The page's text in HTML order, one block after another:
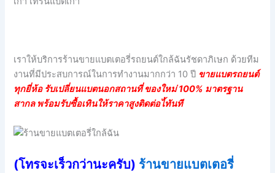
เราให้บริการร้านขายแบตเตอรี่รถยนต์ใกล้ฉันรัชดาภิเษก ด้วยทีม
งานที่มีประสบการณ์ในการทำงานมากกว่า 10 ปี ขายแบตรถยนต์
ทุกยี่ห้อ รับเปลี่ยนแบตนอกสถานที่ ของใหม่ 100% มาตรฐาน
สากล พร้อมรับซื้อเทินให้ราคาสูงติดต่อไ้ทันที
(โทรจะเร็วกว่านะครับ) ร้านขายแบตเตอรี่